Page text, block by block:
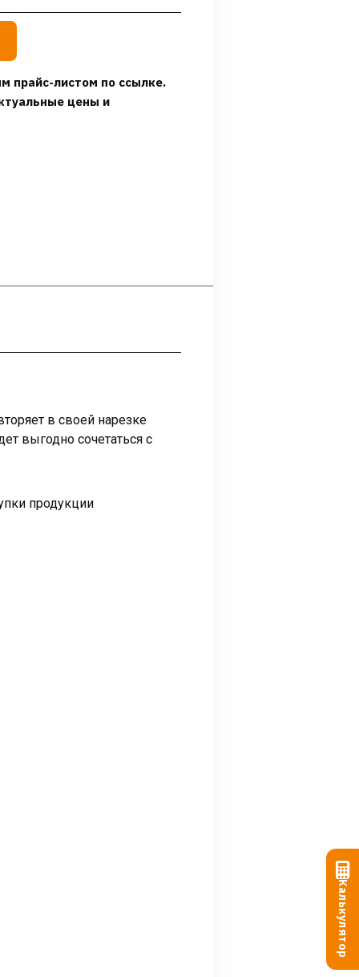
прайс-листом по ссылке.
цены и
в своей нарезке
выгодно сочетаться с
продукции
Калькулятор